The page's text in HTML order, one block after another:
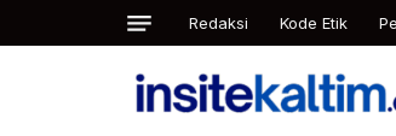
Redaksi Kode Etik